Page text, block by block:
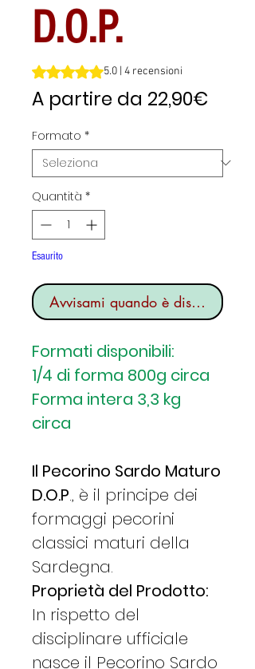
D.O.P.
Sulla base di 4 recensioni, la
5.0 | 4 recensioni
A partire da 22,90€
Formato *
Quantità *
Esaurito
Avvisami quando è disponibile
Formati disponibili:
1/4 di forma 800g circa
Forma intera 3,3 kg
circa
Il Pecorino Sardo Maturo
D.O.P., è il principe dei
formaggi pecorini
classici maturi della
Sardegna.
Proprietà del Prodotto:
In rispetto del
disciplinare ufficiale
nasce il Pecorino Sardo